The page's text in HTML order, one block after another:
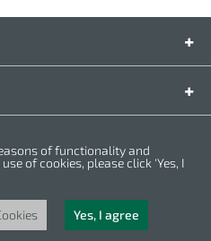
reservados. CROWN es una
Merit Link group.
of functionality and
of cookies, please click 'Yes, I
Yes, I agree